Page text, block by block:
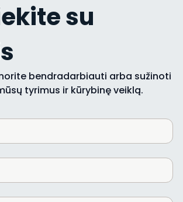
su
bendradarbiauti arba sužinoti
tyrimus ir kūrybinę veiklą.